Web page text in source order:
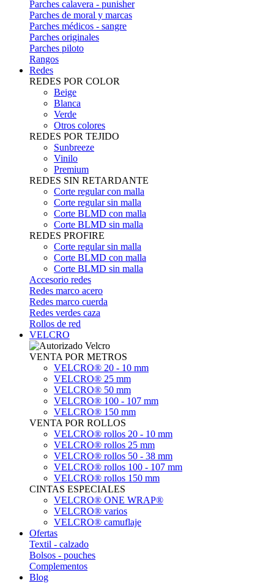
Parches calavera - punisher
Parches de moral y marcas
Parches médicos - sangre
Parches originales
Parches piloto
Rangos
Redes
REDES POR COLOR
Beige
Blanca
Verde
Otros colores
REDES POR TEJIDO
Sunbreeze
Vinilo
Premium
REDES SIN RETARDANTE
Corte regular con malla
Corte regular sin malla
Corte BLMD con malla
Corte BLMD sin malla
REDES PROFIRE
Corte regular sin malla
Corte BLMD con malla
Corte BLMD sin malla
Accesorio redes
Redes marco acero
Redes marco cuerda
Redes verdes caza
Rollos de red
VELCRO
VENTA POR METROS
VELCRO® 20 - 10 mm
VELCRO® 25 mm
VELCRO® 50 mm
VELCRO® 100 - 107 mm
VELCRO® 150 mm
VENTA POR ROLLOS
VELCRO® rollos 20 - 10 mm
VELCRO® rollos 25 mm
VELCRO® rollos 50 - 38 mm
VELCRO® rollos 100 - 107 mm
VELCRO® rollos 150 mm
CINTAS ESPECIALES
VELCRO® ONE WRAP®
VELCRO® varios
VELCRO® camuflaje
Ofertas
Textil - calzado
Bolsos - pouches
Complementos
Blog